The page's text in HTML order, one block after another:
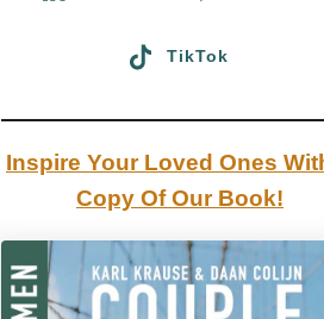
TikTok
Inspire Your Loved Ones
Copy Of Our Book!